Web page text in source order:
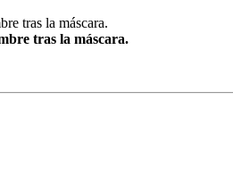
tras la máscara.